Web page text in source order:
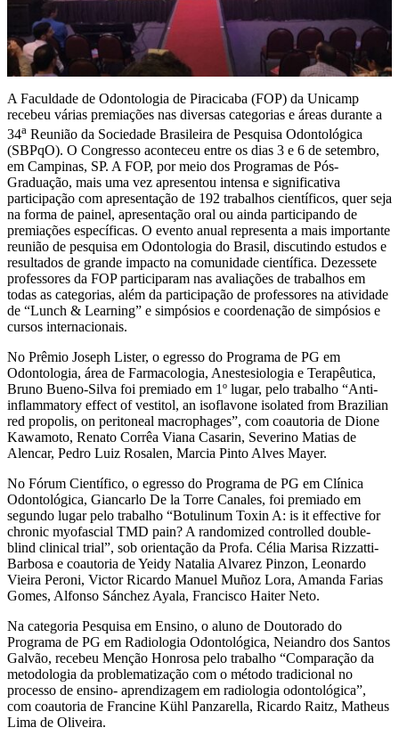
A Faculdade de Odontologia de Piracicaba (FOP) da Unicamp
recebeu várias premiações nas diversas categorias e áreas durante a
34a Reunião da Sociedade Brasileira de Pesquisa Odontológica
(SBPqO). O Congresso aconteceu entre os dias 3 e 6 de setembro,
em Campinas, SP. A FOP, por meio dos Programas de Pós-
Graduação, mais uma vez apresentou intensa e significativa
participação com apresentação de 192 trabalhos científicos, quer seja
na forma de painel, apresentação oral ou ainda participando de
premiações específicas. O evento anual representa a mais importante
reunião de pesquisa em Odontologia do Brasil, discutindo estudos e
resultados de grande impacto na comunidade científica. Dezessete
professores da FOP participaram nas avaliações de trabalhos em
todas as categorias, além da participação de professores na atividade
de “Lunch & Learning” e simpósios e coordenação de simpósios e
cursos internacionais.
No Prêmio Joseph Lister, o egresso do Programa de PG em
Odontologia, área de Farmacologia, Anestesiologia e Terapêutica,
Bruno Bueno-Silva foi premiado em 1º lugar, pelo trabalho “Anti-
inflammatory effect of vestitol, an isoflavone isolated from Brazilian
red propolis, on peritoneal macrophages”, com coautoria de Dione
Kawamoto, Renato Corrêa Viana Casarin, Severino Matias de
Alencar, Pedro Luiz Rosalen, Marcia Pinto Alves Mayer.
No Fórum Científico, o egresso do Programa de PG em Clínica
Odontológica, Giancarlo De la Torre Canales, foi premiado em
segundo lugar pelo trabalho “Botulinum Toxin A: is it effective for
chronic myofascial TMD pain? A randomized controlled double-
blind clinical trial”, sob orientação da Profa. Célia Marisa Rizzatti-
Barbosa e coautoria de Yeidy Natalia Alvarez Pinzon, Leonardo
Vieira Peroni, Victor Ricardo Manuel Muñoz Lora, Amanda Farias
Gomes, Alfonso Sánchez Ayala, Francisco Haiter Neto.
Na categoria Pesquisa em Ensino, o aluno de Doutorado do
Programa de PG em Radiologia Odontológica, Neiandro dos Santos
Galvão, recebeu Menção Honrosa pelo trabalho “Comparação da
metodologia da problematização com o método tradicional no
processo de ensino- aprendizagem em radiologia odontológica”,
com coautoria de Francine Kühl Panzarella, Ricardo Raitz, Matheus
Lima de Oliveira.